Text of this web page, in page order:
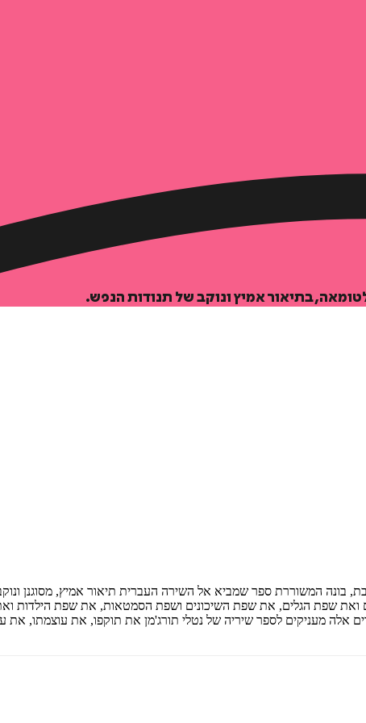
בתיאור אמיץ ונוקב של תנודות הנפש.
בונה המשוררת ספר שמביא אל השירה העברית תיאור אמיץ, מסוגנן
ואת שפת הגלים, את שפת השיכונים ושפת הסמטאות, את שפת
אלה מעניקים לספר שיריה של נטלי תורג'מן את תוקפו, את עוצמתו, את